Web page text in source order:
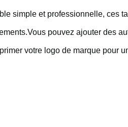
simple et professionnelle, ces
pouvez ajouter des
votre logo de marque pour